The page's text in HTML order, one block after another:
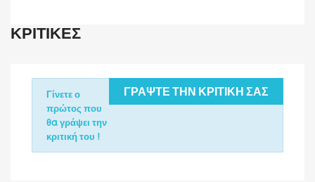
ΚΡΙΤΙΚΈΣ
ΓΡΆΨΤΕ ΤΗΝ ΚΡΙΤΙΚΉ ΣΑΣ
Γίνετε ο
πρώτος που
θα γράψει την
κριτική του !